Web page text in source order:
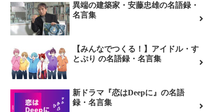
異端の建築家・安藤忠雄の名語録・
名言集
【みんなでつくる！】アイドル・す
とぷり の名語録・名言集
新ドラマ『恋はDeepに』の名語
録・名言集